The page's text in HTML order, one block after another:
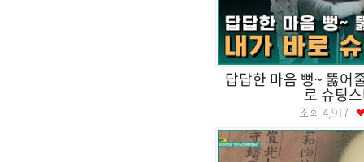
답답한 마음 뻥~ 뚫어
로 슈팅
조회 4,917